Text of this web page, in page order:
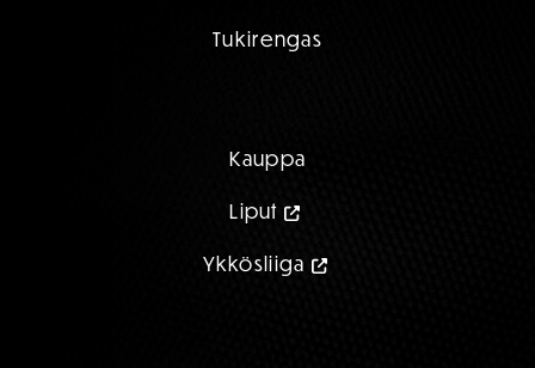
Tukirengas
Kauppa
Liput
Ykkösliiga